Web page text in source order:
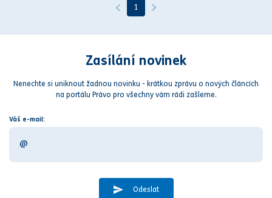
smluvní spor
1
Zasílání novinek
Nenechte si uniknout žadnou novinku - krátkou zprávu o nových článcích
na portálu Právo pro všechny vám rádi zašleme.
Váš e-mail:
Odeslat